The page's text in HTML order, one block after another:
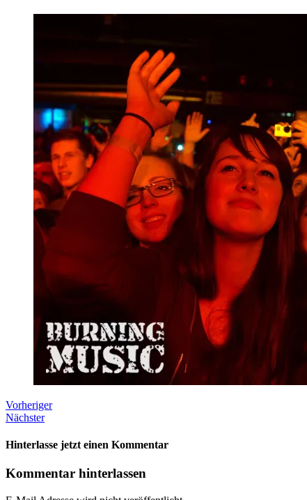
Vorheriger
Nächster
Hinterlasse jetzt einen Kommentar
Kommentar hinterlassen